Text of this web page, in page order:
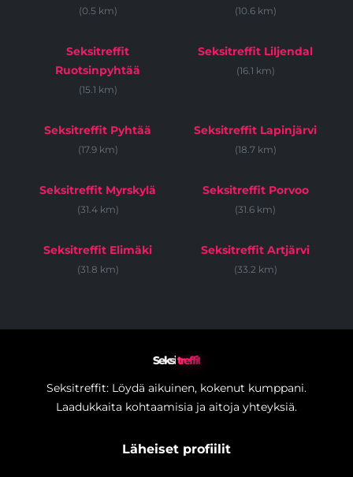
(0.5 km) (10.6 km)
Seksitreffit
Ruotsinpyhtää
(15.1 km)
Seksitreffit Liljendal
(16.1 km)
Seksitreffit Pyhtää
(17.9 km)
Seksitreffit Lapinjärvi
(18.7 km)
Seksitreffit Myrskylä
(31.4 km)
Seksitreffit Porvoo
(31.6 km)
Seksitreffit Elimäki
(31.8 km)
Seksitreffit Artjärvi
(33.2 km)
Seksitreffit
Seksitreffit: Löydä aikuinen, kokenut kumppani.
Laadukkaita kohtaamisia ja aitoja yhteyksiä.
Läheiset profiilit